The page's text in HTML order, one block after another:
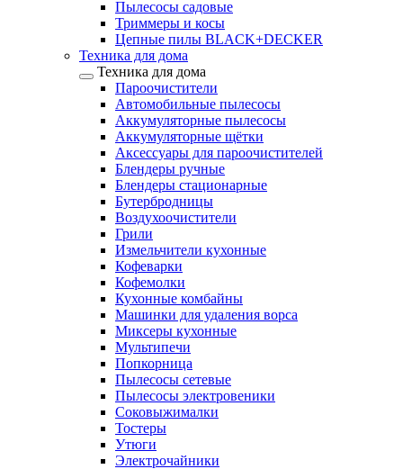
Пылесосы садовые
Триммеры и косы
Цепные пилы BLACK+DECKER
Техника для дома
Техника для дома
Пароочистители
Автомобильные пылесосы
Аккумуляторные пылесосы
Аккумуляторные щётки
Аксессуары для пароочистителей
Блендеры ручные
Блендеры стационарные
Бутербродницы
Воздухоочистители
Грили
Измельчители кухонные
Кофеварки
Кофемолки
Кухонные комбайны
Машинки для удаления ворса
Миксеры кухонные
Мультипечи
Попкорница
Пылесосы сетевые
Пылесосы электровеники
Соковыжималки
Тостеры
Утюги
Электрочайники